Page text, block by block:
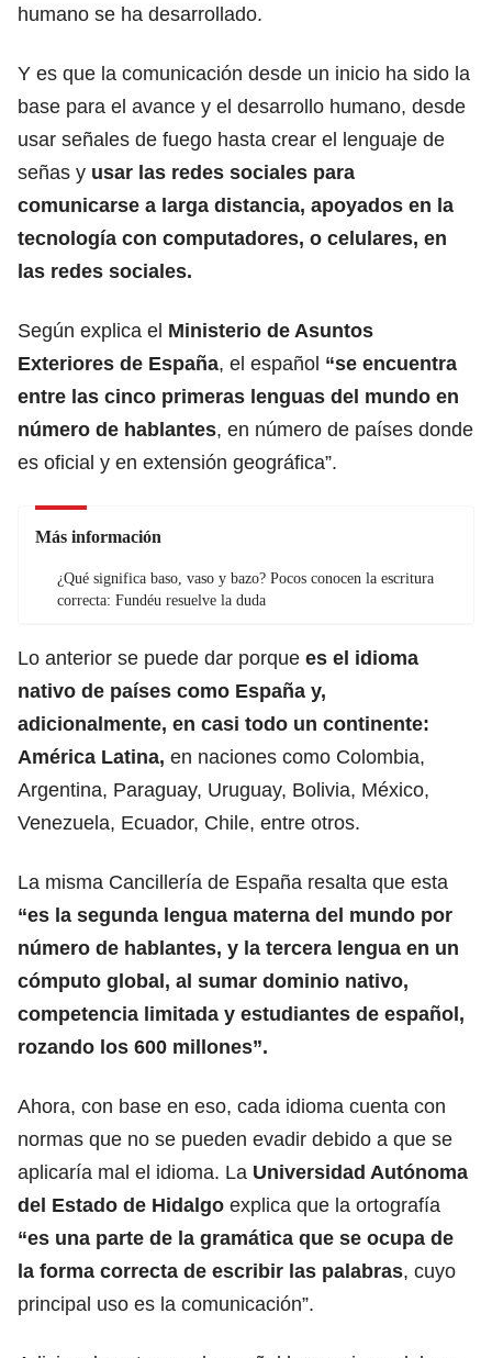
humano se ha desarrollado.
Y es que la comunicación desde un inicio ha sido la
base para el avance y el desarrollo humano, desde
usar señales de fuego hasta crear el lenguaje de
señas y usar las redes sociales para
comunicarse a larga distancia, apoyados en la
tecnología con computadores, o celulares, en
las redes sociales.
Según explica el Ministerio de Asuntos
Exteriores de España, el español “se encuentra
entre las cinco primeras lenguas del mundo en
número de hablantes, en número de países donde
es oficial y en extensión geográfica”.
Más información
¿Qué significa baso, vaso y bazo? Pocos conocen la escritura
correcta: Fundéu resuelve la duda
Lo anterior se puede dar porque es el idioma
nativo de países como España y,
adicionalmente, en casi todo un continente:
América Latina, en naciones como Colombia,
Argentina, Paraguay, Uruguay, Bolivia, México,
Venezuela, Ecuador, Chile, entre otros.
La misma Cancillería de España resalta que esta
“es la segunda lengua materna del mundo por
número de hablantes, y la tercera lengua en un
cómputo global, al sumar dominio nativo,
competencia limitada y estudiantes de español,
rozando los 600 millones”.
Ahora, con base en eso, cada idioma cuenta con
normas que no se pueden evadir debido a que se
aplicaría mal el idioma. La Universidad Autónoma
del Estado de Hidalgo explica que la ortografía
“es una parte de la gramática que se ocupa de
la forma correcta de escribir las palabras, cuyo
principal uso es la comunicación”.